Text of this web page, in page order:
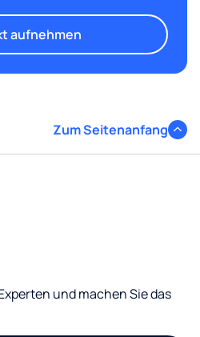
aufnehmen
Zum Seitenanfang
und machen Sie das